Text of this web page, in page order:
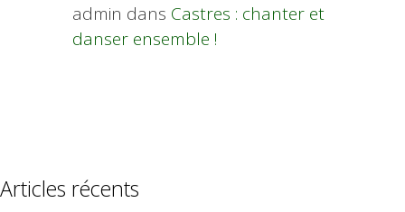
admin dans Castres : chanter et
danser ensemble !
Articles récents